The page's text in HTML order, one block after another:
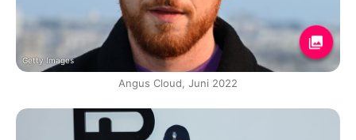
Getty Images
Angus Cloud, Juni 2022